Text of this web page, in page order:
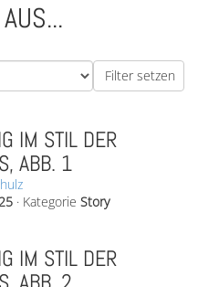
IM STIL DER
ABB. 1
· Kategorie Story
IM STIL DER